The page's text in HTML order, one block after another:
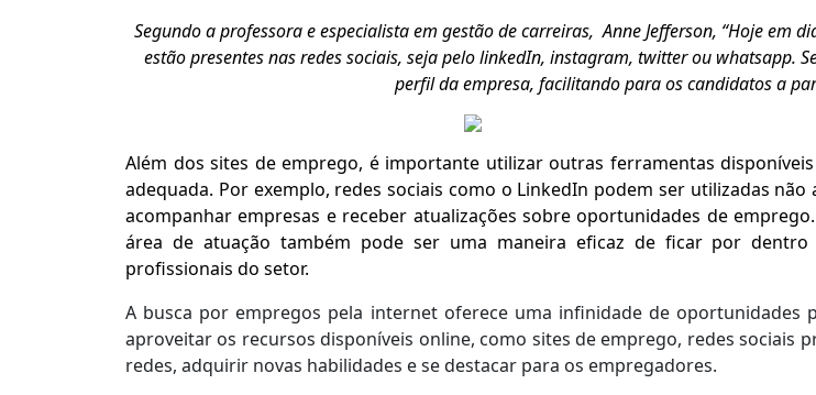
Segundo a professora e especialista em gestão de carreiras, Anne Jefferson, “Hoje
estão presentes nas redes sociais, seja pelo linkedIn, instagram, twitter ou whatsapp.
perfil da empresa, facilitando para os candidatos a
Além dos sites de emprego, é importante utilizar outras ferramentas
adequada. Por exemplo, redes sociais como o LinkedIn podem ser utilizadas
acompanhar empresas e receber atualizações sobre oportunidades de
área de atuação também pode ser uma maneira eficaz de ficar por
profissionais do setor.
A busca por empregos pela internet oferece uma infinidade de oportunidades
aproveitar os recursos disponíveis online, como sites de emprego, redes sociais
redes, adquirir novas habilidades e se destacar para os empregadores.